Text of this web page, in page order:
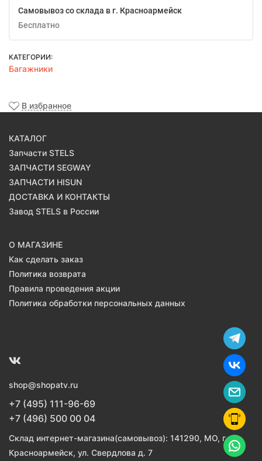
Самовывоз со склада в г. Красноармейск
Бесплатно
КАТЕГОРИИ:
Багажники
В избранное
КАТАЛОГ
Запчасти STELS
ЗАПЧАСТИ SEGWAY
ЗАПЧАСТИ HISUN
ДОСТАВКА И КОНТАКТЫ
Завод STELS в России
О МАГАЗИНЕ
Как сделать заказ
Политика возврата
Правила проведения акции
Политика обработки персональных данных
shop@shopatv.ru
+7 (495) 111-96-69
+7 (496) 500 00 04
Склад интернет-магазина(самовывоз): 141290, МО, г.
Красноармейск, ул. Свердлова д. 7